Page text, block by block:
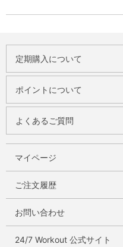
定期購入について
ポイントについて
よくあるご質問
マイページ
ご注文履歴
お問い合わせ
24/7 Workout 公式サイト